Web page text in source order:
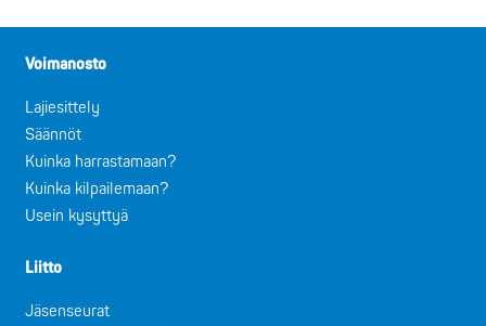
Voimanosto
Lajiesittely
Säännöt
Kuinka harrastamaan?
Kuinka kilpailemaan?
Usein kysyttyä
Liitto
Jäsenseurat